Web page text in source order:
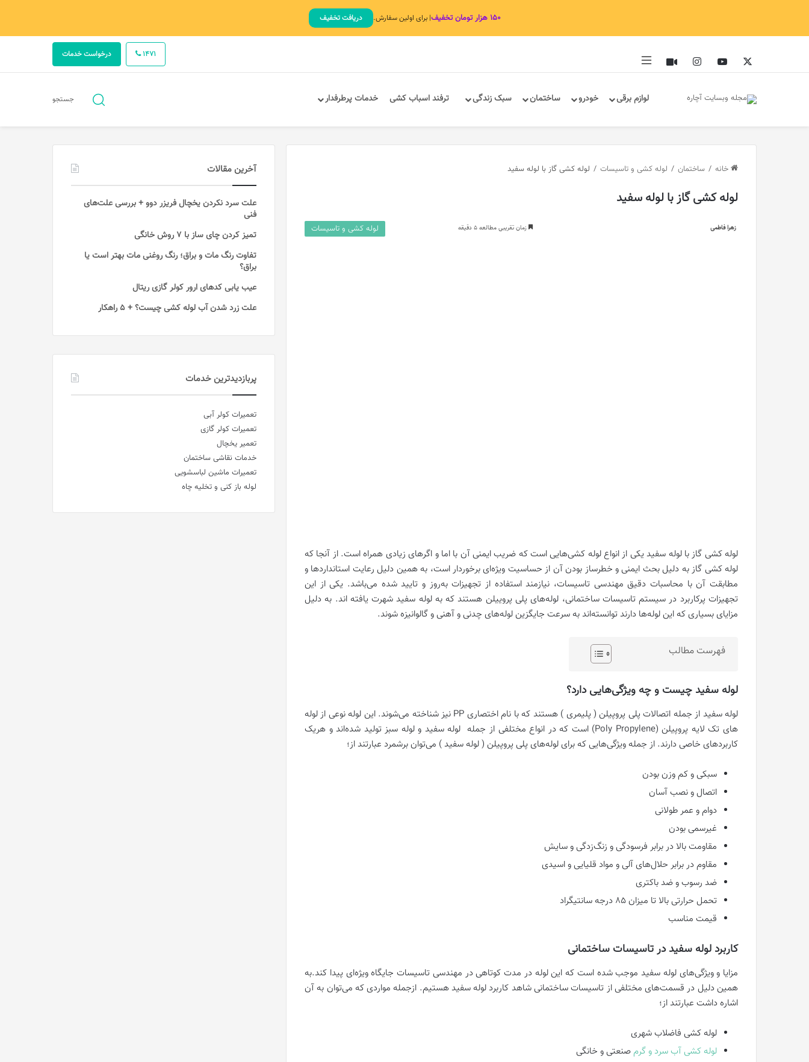
۱۵۰ هزار تومان تخفیف | برای اولین سفارش. دریافت تخفیف
ایکس یوتیوب اینستاگرام آپارات درخواست خدمات 1471
لوازم برقی خودرو ساختمان سبک زندگی ترفند اسباب کشی خدمات پرطرفدار جستجوجستجو
خانه / ساختمان / لوله کشی و تاسیسات / لوله کشی گاز با لوله سفید
لوله کشی گاز با لوله سفید
زهرا فاطمی زمان تقریبی مطالعه 5 دقیقه لوله کشی و تاسیسات
لوله کشی گاز با لوله سفید یکی از انواع لوله کشی‌هایی است که ضریب ایمنی آن با اما و اگرهای زیادی همراه است. از آنجا که
لوله کشی گاز به دلیل بحث ایمنی و خطرساز بودن آن از حساسیت ویژه‌ای برخوردار است، به همین دلیل رعایت استانداردها و
مطابقت آن با محاسبات دقیق مهندسی تاسیسات، نیازمند استفاده از تجهیزات به‌روز و تایید شده می‌باشد. یکی از این
تجهیزات پرکاربرد در سیستم تاسیسات ساختمانی، لوله‌های پلی پروییلن هستند که به لوله سفید شهرت یافته اند. به دلیل
مزایای بسیاری که این لوله‌ها دارند توانسته‌اند به سرعت جایگزین لوله‌های چدنی و آهنی و گالوانیزه شوند.
فهرست مطالب
لوله سفید چیست و چه ویژگی‌هایی دارد؟
لوله سفید از جمله اتصالات پلی پروپیلن ( پلیمری ) هستند که با نام اختصاری PP نیز شناخته می‌شوند. این لوله نوعی از لوله
های تک لایه پروپیلن (Poly Propylene) است که در انواع مختلفی از جمله لوله سفید و لوله سبز تولید شده‌اند و هریک
کاربردهای خاصی دارند. از جمله ویژگی‌هایی که برای لوله‌های پلی پروپیلن ( لوله سفید ) می‌توان برشمرد عبارتند از؛
سبکی و کم وزن بودن
اتصال و نصب آسان
دوام و عمر طولانی
غیرسمی بودن
مقاومت بالا در برابر فرسودگی و زنگ‌زدگی و سایش
مقاوم در برابر حلال‌های آلی و مواد قلیایی و اسیدی
ضد رسوب و ضد باکتری
تحمل حرارتی بالا تا میزان 85 درجه سانتیگراد
قیمت مناسب
کاربرد لوله سفید در تاسیسات ساختمانی
مزایا و ویژگی‌های لوله سفید موجب شده است که این لوله در مدت کوتاهی در مهندسی تاسیسات جایگاه ویژه‌ای پیدا کند.به
همین دلیل در قسمت‌های مختلفی از تاسیسات ساختمانی شاهد کاربرد لوله سفید هستیم. ازجمله مواردی که می‌توان به آن
اشاره داشت عبارتند از؛
لوله کشی فاضلاب شهری
لوله کشی آب سرد و گرمصنعتی و خانگی
آخرین مقالات
علت سرد نکردن یخچال فریزر دوو + بررسی علت‌های
فنی
تمیز کردن چای ساز با ۷ روش خانگی
تفاوت رنگ مات و براق؛ رنگ روغنی مات بهتر است یا
براق؟
عیب یابی کدهای ارور کولر گازی ریتال
علت زرد شدن آب لوله کشی چیست؟ + 5 راهکار
پربازدیدترین خدمات
تعمیرات کولر آبی
تعمیرات کولر گازی
تعمیر یخچال
خدمات نقاشی ساختمان
تعمیرات ماشین لباسشویی
لوله باز کنی و تخلیه چاه